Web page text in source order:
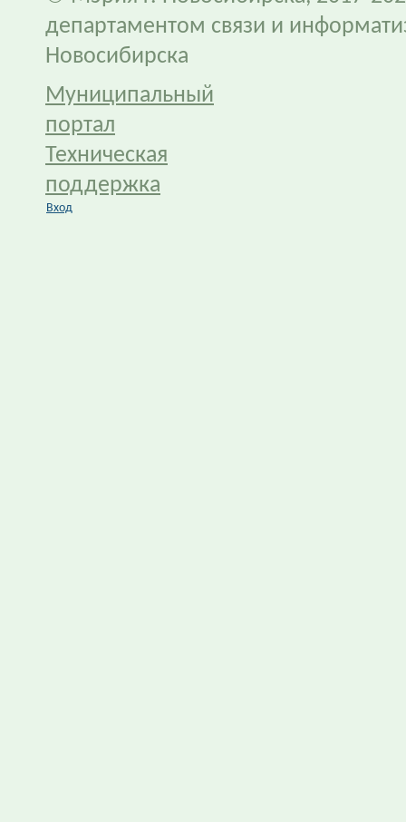
департаментом связи и
Новосибирска
Муниципальный
портал
Техническая
поддержка
Вход